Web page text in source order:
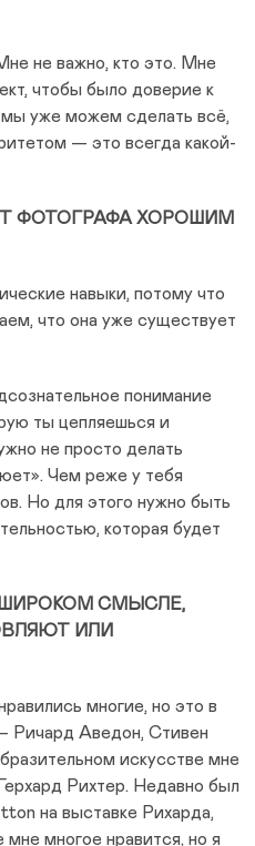
не важно, кто это. Мне
чтобы было доверие к
уже можем сделать всё,
— это всегда какой-
ФОТОГРАФА ХОРОШИМ
навыки, потому что
что она уже существует
понимание
ты цепляешься и
не просто делать
Чем реже у тебя
Но для этого нужно быть
которая будет
СМЫСЛЕ,
ИЛИ
многие, но это в
Ричард Аведон, Стивен
искусстве мне
Рихтер. Недавно был
на выставке Рихарда,
многое нравится, но я